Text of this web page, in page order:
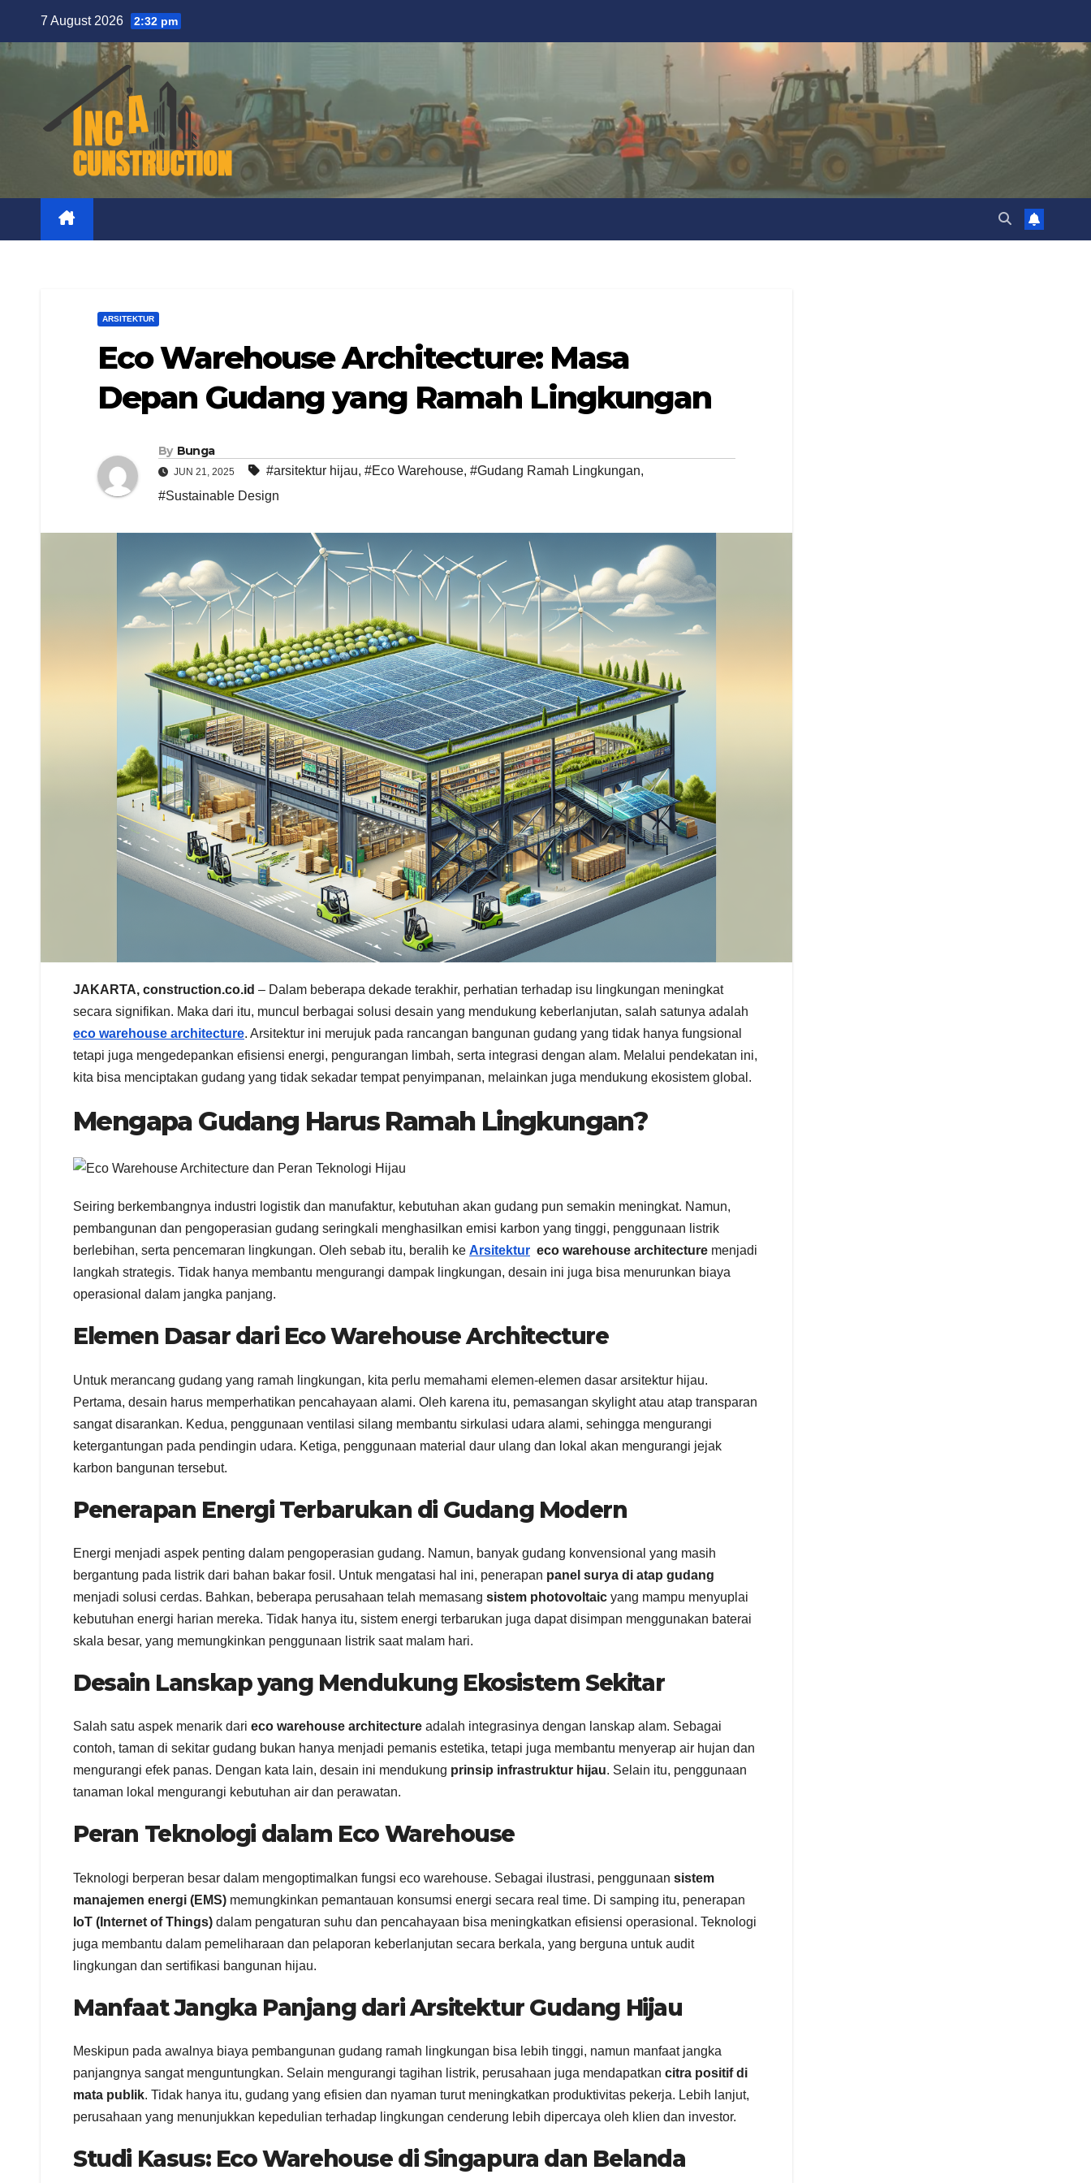
content
7 August 2026 2:32 pm
ARSITEKTUR
Eco Warehouse Architecture: Masa
Depan Gudang yang Ramah Lingkungan
By Bunga
JUN 21, 2025 #arsitektur hijau, #Eco Warehouse, #Gudang Ramah Lingkungan,
#Sustainable Design
JAKARTA, construction.co.id – Dalam beberapa dekade terakhir, perhatian terhadap isu lingkungan meningkat
secara signifikan. Maka dari itu, muncul berbagai solusi desain yang mendukung keberlanjutan, salah satunya adalah
eco warehouse architecture. Arsitektur ini merujuk pada rancangan bangunan gudang yang tidak hanya fungsional
tetapi juga mengedepankan efisiensi energi, pengurangan limbah, serta integrasi dengan alam. Melalui pendekatan ini,
kita bisa menciptakan gudang yang tidak sekadar tempat penyimpanan, melainkan juga mendukung ekosistem global.
Mengapa Gudang Harus Ramah Lingkungan?
Seiring berkembangnya industri logistik dan manufaktur, kebutuhan akan gudang pun semakin meningkat. Namun,
pembangunan dan pengoperasian gudang seringkali menghasilkan emisi karbon yang tinggi, penggunaan listrik
berlebihan, serta pencemaran lingkungan. Oleh sebab itu, beralih ke Arsitektur eco warehouse architecture menjadi
langkah strategis. Tidak hanya membantu mengurangi dampak lingkungan, desain ini juga bisa menurunkan biaya
operasional dalam jangka panjang.
Elemen Dasar dari Eco Warehouse Architecture
Untuk merancang gudang yang ramah lingkungan, kita perlu memahami elemen-elemen dasar arsitektur hijau.
Pertama, desain harus memperhatikan pencahayaan alami. Oleh karena itu, pemasangan skylight atau atap transparan
sangat disarankan. Kedua, penggunaan ventilasi silang membantu sirkulasi udara alami, sehingga mengurangi
ketergantungan pada pendingin udara. Ketiga, penggunaan material daur ulang dan lokal akan mengurangi jejak
karbon bangunan tersebut.
Penerapan Energi Terbarukan di Gudang Modern
Energi menjadi aspek penting dalam pengoperasian gudang. Namun, banyak gudang konvensional yang masih
bergantung pada listrik dari bahan bakar fosil. Untuk mengatasi hal ini, penerapan panel surya di atap gudang
menjadi solusi cerdas. Bahkan, beberapa perusahaan telah memasang sistem photovoltaic yang mampu menyuplai
kebutuhan energi harian mereka. Tidak hanya itu, sistem energi terbarukan juga dapat disimpan menggunakan baterai
skala besar, yang memungkinkan penggunaan listrik saat malam hari.
Desain Lanskap yang Mendukung Ekosistem Sekitar
Salah satu aspek menarik dari eco warehouse architecture adalah integrasinya dengan lanskap alam. Sebagai
contoh, taman di sekitar gudang bukan hanya menjadi pemanis estetika, tetapi juga membantu menyerap air hujan dan
mengurangi efek panas. Dengan kata lain, desain ini mendukung prinsip infrastruktur hijau. Selain itu, penggunaan
tanaman lokal mengurangi kebutuhan air dan perawatan.
Peran Teknologi dalam Eco Warehouse
Teknologi berperan besar dalam mengoptimalkan fungsi eco warehouse. Sebagai ilustrasi, penggunaan sistem
manajemen energi (EMS) memungkinkan pemantauan konsumsi energi secara real time. Di samping itu, penerapan
IoT (Internet of Things) dalam pengaturan suhu dan pencahayaan bisa meningkatkan efisiensi operasional. Teknologi
juga membantu dalam pemeliharaan dan pelaporan keberlanjutan secara berkala, yang berguna untuk audit
lingkungan dan sertifikasi bangunan hijau.
Manfaat Jangka Panjang dari Arsitektur Gudang Hijau
Meskipun pada awalnya biaya pembangunan gudang ramah lingkungan bisa lebih tinggi, namun manfaat jangka
panjangnya sangat menguntungkan. Selain mengurangi tagihan listrik, perusahaan juga mendapatkan citra positif di
mata publik. Tidak hanya itu, gudang yang efisien dan nyaman turut meningkatkan produktivitas pekerja. Lebih lanjut,
perusahaan yang menunjukkan kepedulian terhadap lingkungan cenderung lebih dipercaya oleh klien dan investor.
Studi Kasus: Eco Warehouse di Singapura dan Belanda